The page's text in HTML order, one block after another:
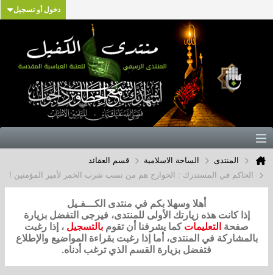
دخول أو تسجيل
المنتدى الساحة الاسلامية
قسم العقائد
الحاكم في المستدرك : الخوارج هم من نسب شرب الخمر لأمير المؤمنين !
أهلا وسهلا بكم في منتدى الكـــفـيل
إذا كانت هذه زيارتك الأولى للمنتدى، فيرجى التفضل بزيارة
صفحة التعليمات كما يشرفنا أن تقوم بالتسجيل ، إذا رغبت
بالمشاركة في المنتدى، أما إذا رغبت بقراءة المواضيع والإطلاع
فتفضل بزيارة القسم الذي ترغب أدناه.